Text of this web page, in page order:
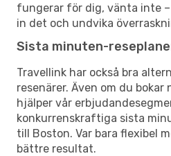
fungerar för dig, vänta inte
in det och undvika
Sista minuten-
Travellink har också bra
resenärer. Även om du
hjälper vår
konkurrenskraftiga sista
till Boston. Var bara flexibel
bättre resultat.